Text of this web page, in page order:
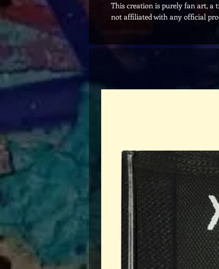
This creation is purely fan art, a
not affiliated with any official